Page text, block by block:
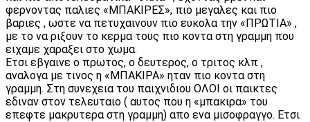
φερνοντας παλιες «ΜΠΑΚΙΡΕΣ», πιο μεγαλες και πιο
βαριες , ωστε να πετυχαινουν πιο ευκολα την «ΠΡΩΤΙΑ» ,
με το να ριξουν το κερμα τους πιο κοντα στη γραμμη που
ειχαμε χαραξει στο χωμα.
Ετσι εβγαινε ο πρωτος, ο δευτερος, ο τριτος κλπ ,
αναλογα με τινος η «ΜΠΑΚΙΡΑ» ηταν πιο κοντα στη
γραμμη. Στη συνεχεια του παιχνιδιου ΟΛΟΙ οι παικτες
εδιναν στον τελευταιο ( αυτος που η «μπακιρα» του
επεφτε μακρυτερα στη γραμμη) απο ενα μισοφραγγο. Ετσι